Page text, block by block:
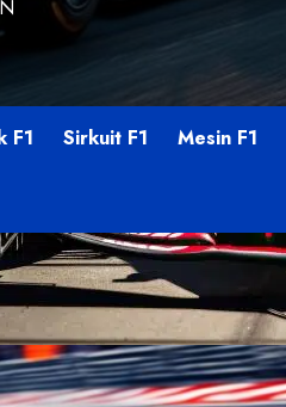
F1 Sirkuit F1 Mesin F1